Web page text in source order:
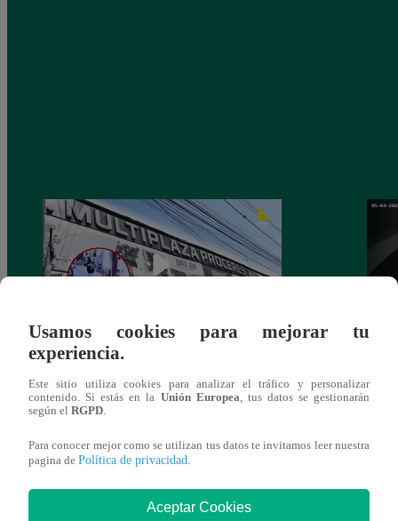
Asesinan a comerciante ferretero dentro de
galería en San Juan de Lurigancho
También te puede
Usamos cookies para mejorar tu
experiencia.
Este sitio utiliza cookies para analizar el tráfico y personalizar
contenido. Si estás en la Unión Europea , tus datos se gestionarán
según el RGPD
Para conocer mejor como se utilizan tus datos te invitamos leer nuestra
pagina de Política de privacidad
Aceptar Cookies